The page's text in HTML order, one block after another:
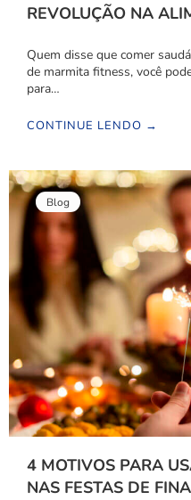
REVOLUÇÃO NA
Quem disse que comer
de marmita fitness, você
para…
CONTINUE LENDO →
Blog
4 MOTIVOS PARA
NAS FESTAS DE